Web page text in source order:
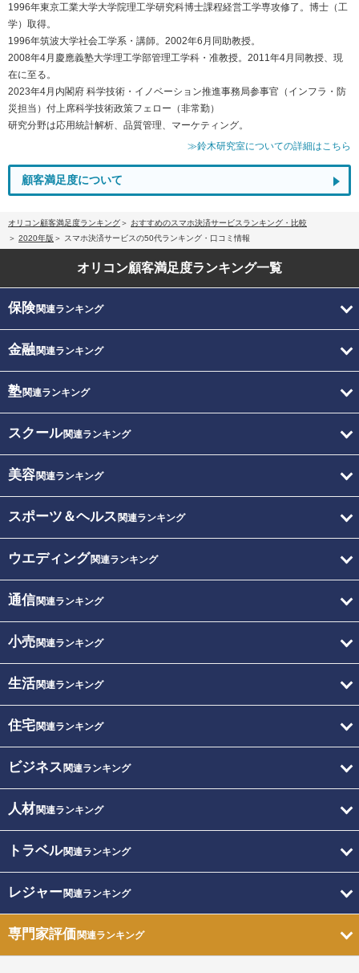
1996年東京工業大学大学院理工学研究科博士課程経営工学専攻修了。博士（工
学）取得。
1996年筑波大学社会工学系・講師。2002年6月同助教授。
2008年4月慶應義塾大学理工学部管理工学科・准教授。2011年4月同教授、現
在に至る。
2023年4月内閣府 科学技術・イノベーション推進事務局参事官（インフラ・防
災担当）付上席科学技術政策フェロー（非常勤）
研究分野は応用統計解析、品質管理、マーケティング。
≫鈴木研究室についての詳細はこちら
顧客満足度について
オリコン顧客満足度ランキング
おすすめのスマホ決済サービスランキング・比較
2020年版
スマホ決済サービスの50代ランキング・口コミ情報
オリコン顧客満足度ランキング一覧
保険関連ランキング
金融関連ランキング
塾関連ランキング
スクール関連ランキング
美容関連ランキング
スポーツ＆ヘルス 関連ランキング
ウエディング関連ランキング
通信関連ランキング
小売関連ランキング
生活関連ランキング
住宅関連ランキング
ビジネス 関連ランキング
人材関連ランキング
トラベル関連ランキング
レジャー関連ランキング
専門家評価関連ランキング